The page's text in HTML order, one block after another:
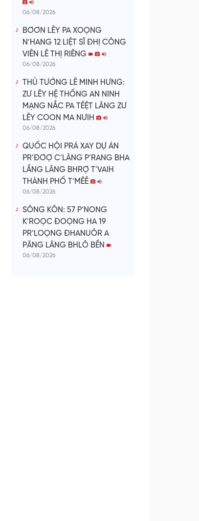
06/08/2026
BƠƠN LÊY PA XOỌNG
N’HANG 12 LIỆT SĨ ĐHỊ CÔNG
VIÊN LÊ THỊ RIÊNG
06/08/2026
THỦ TƯỚNG LÊ MINH HƯNG:
ZƯ LÊY HỆ THỐNG AN NINH
MẠNG NẮC PA TÊỆT LÂNG ZƯ
LÊY COON MA NƯIH
06/08/2026
QUỐC HỘI PRÁ XAY DỰ ÁN
PR’ĐƠỢ C’LÂNG P’RANG BHA
LẦNG LÂNG BHRỢ T’VAIH
THÀNH PHỐ T’MÊÊ
06/08/2026
SÔNG KÔN: 57 P’NONG
K’ROỌC ĐOỌNG HA 19
PR’LOỌNG ĐHANUÔR A
PĂNG LÂNG BHLÔ BỀN
06/08/2026